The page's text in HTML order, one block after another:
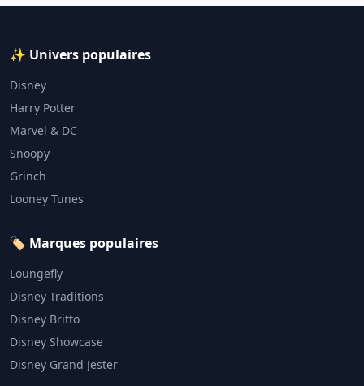
✨ Univers populaires
Disney
Harry Potter
Marvel & DC
Snoopy
Grinch
Looney Tunes
🏷️ Marques populaires
Loungefly
Disney Traditions
Disney Britto
Disney Showcase
Disney Grand Jester